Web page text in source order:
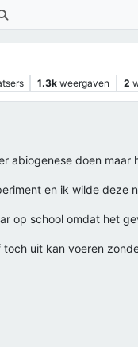
1.3k weergaven 2
abiogenese doen
en ik wilde deze
op school omdat het
uit kan voeren